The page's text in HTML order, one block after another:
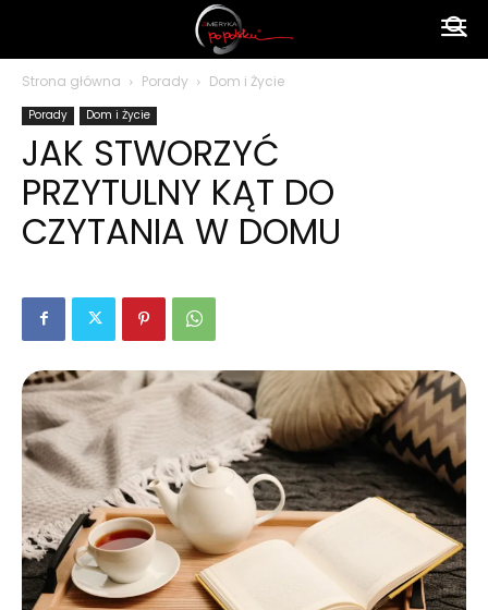
polsku
Strona główna Porady Dom i Życie
Porady Dom i Życie
JAK STWORZYĆ
PRZYTULNY KĄT DO
CZYTANIA W DOMU